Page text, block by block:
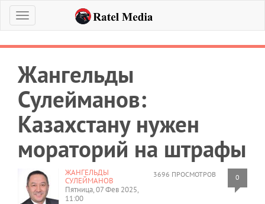
Меню
Жангельды
Сулейманов:
Казахстану нужен
мораторий на штрафы
3696 ПРОСМОТРОВ 0
ЖАНГЕЛЬДЫ
СУЛЕЙМАНОВ
Пятница, 07 Фев 2025,
11:00